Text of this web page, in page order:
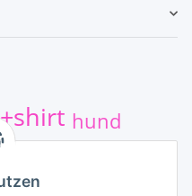
hund